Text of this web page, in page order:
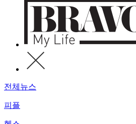
전체뉴스
피플